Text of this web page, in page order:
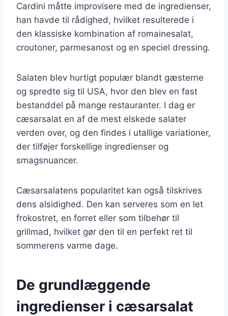
Cardini måtte improvisere med de ingredienser,
han havde til rådighed, hvilket resulterede i
den klassiske kombination af romainesalat,
croutoner, parmesanost og en speciel dressing.
Salaten blev hurtigt populær blandt gæsterne
og spredte sig til USA, hvor den blev en fast
bestanddel på mange restauranter. I dag er
cæsarsalat en af de mest elskede salater
verden over, og den findes i utallige variationer,
der tilføjer forskellige ingredienser og
smagsnuancer.
Cæsarsalatens popularitet kan også tilskrives
dens alsidighed. Den kan serveres som en let
frokostret, en forret eller som tilbehør til
grillmad, hvilket gør den til en perfekt ret til
sommerens varme dage.
De grundlæggende
ingredienser i cæsarsalat